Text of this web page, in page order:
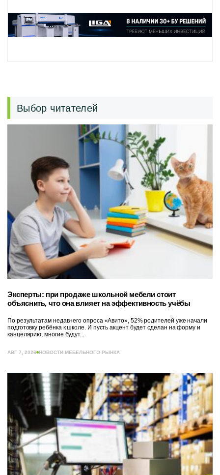
Выбор читателей
Эксперты: при продаже школьной мебели стоит
объяснить, что она влияет на эффективность учёбы
По результатам недавнего опроса «Авито», 52% родителей уже начали
подготовку ребёнка к школе. И пусть акцент будет сделан на форму и
канцелярию, многие будут...
АВГ 7, 2026 НОВОСТИ МЕБЕЛЬНОГО РЫНКА